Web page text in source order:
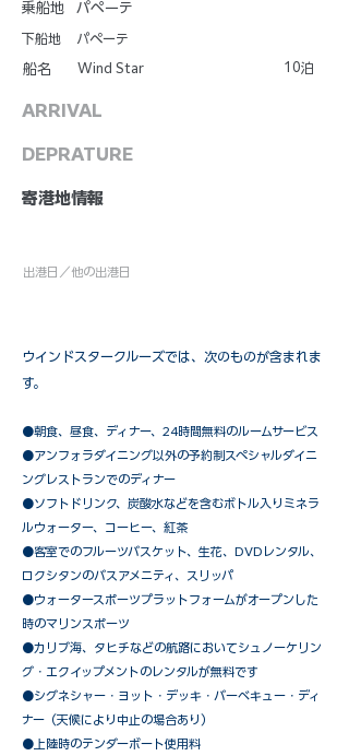
乗船地
下船地
船名
パペーテ
パペーテ
Wind Star 10泊
ARRIVAL
DEPRATURE
​寄港地情報
出港日／他の出港日
ウインドスタークルーズでは、次のものが含まれま
す。
●朝食、昼食、ディナー、24時間無料のルームサービス
​●アンフォラダイニング以外の予約制スペシャルダイニ
ングレストランでのディナー
●ソフトドリンク、炭酸水などを含むボトル入りミネラ
ルウォーター、コーヒー、紅茶
●客室でのフルーツバスケット、生花、DVDレンタル、
ロクシタンのバスアメニティ、スリッパ
●ウォータースポーツプラットフォームがオープンした
時のマリンスポーツ
●カリブ海、タヒチなどの航路においてシュノーケリン
グ・エクイップメントのレンタルが無料です
​●シグネシャー・ヨット・デッキ・バーベキュー・ディ
ナー（天候により中止の場合あり）
●上陸時のテンダーボート使用料